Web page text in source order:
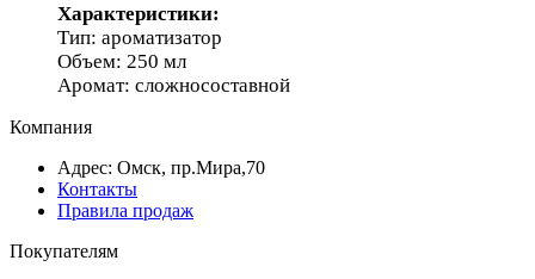
Характеристики:
Тип: ароматизатор
Объем: 250 мл
Аромат: сложносоставной
Компания
Адрес: Омск, пр.Мира,70
Контакты
Правила продаж
Покупателям